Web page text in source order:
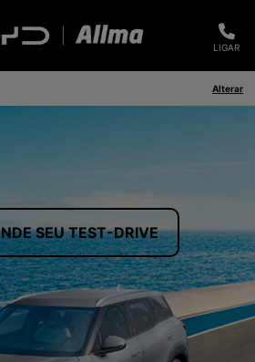
LIGAR
Alterar
SEU TEST-DRIVE